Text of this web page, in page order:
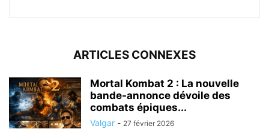
ARTICLES CONNEXES
Mortal Kombat 2 : La nouvelle
bande-annonce dévoile des
combats épiques...
Valgar - 27 février 2026